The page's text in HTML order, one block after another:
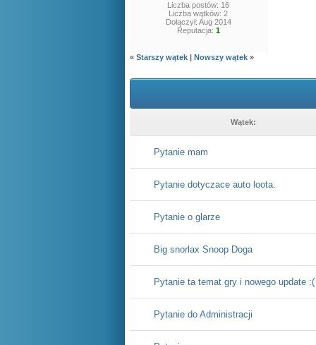
Liczba postów: 16
Liczba wątków: 2
Dołączył: Aug 2014
Reputacja: 1
« Starszy wątek | Nowszy wątek »
Wątek:
Pytanie mam
Pytanie dotyczace auto loota.
Pytanie o glarze
Big snorlax Snoop Doga
Pytanie ta temat gry i nowego update :(
Pytanie do Administracji